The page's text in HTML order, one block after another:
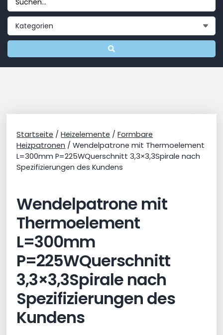
Startseite /Heizelemente /Formbare
Heizpatronen / Wendelpatrone mit Thermoelement
L=300mm P=225WQuerschnitt 3,3×3,3Spirale nach
Spezifizierungen des Kundens
Wendelpatrone mit
Thermoelement
L=300mm
P=225WQuerschnitt
3,3×3,3Spirale nach
Spezifizierungen des
Kundens